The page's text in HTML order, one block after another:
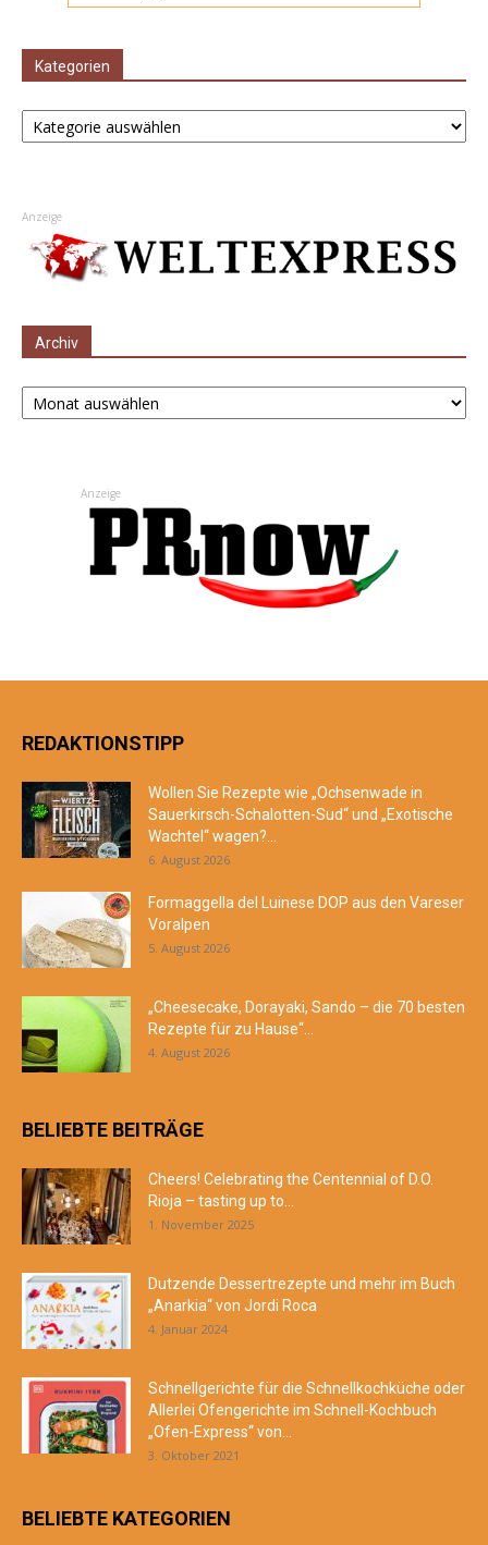
Kategorien
Kategorien
Anzeige
Archiv
Archiv
Anzeige
REDAKTIONSTIPP
Wollen Sie Rezepte wie „Ochsenwade in
Sauerkirsch-Schalotten-Sud“ und „Exotische
Wachtel“ wagen?...
6. August 2026
Formaggella del Luinese DOP aus den Vareser
Voralpen
5. August 2026
„Cheesecake, Dorayaki, Sando – die 70 besten
Rezepte für zu Hause“...
4. August 2026
BELIEBTE BEITRÄGE
Cheers! Celebrating the Centennial of D.O.
Rioja – tasting up to...
1. November 2025
Dutzende Dessertrezepte und mehr im Buch
„Anarkia“ von Jordi Roca
4. Januar 2024
Schnellgerichte für die Schnellkochküche oder
Allerlei Ofengerichte im Schnell-Kochbuch
„Ofen-Express“ von...
3. Oktober 2021
BELIEBTE KATEGORIEN